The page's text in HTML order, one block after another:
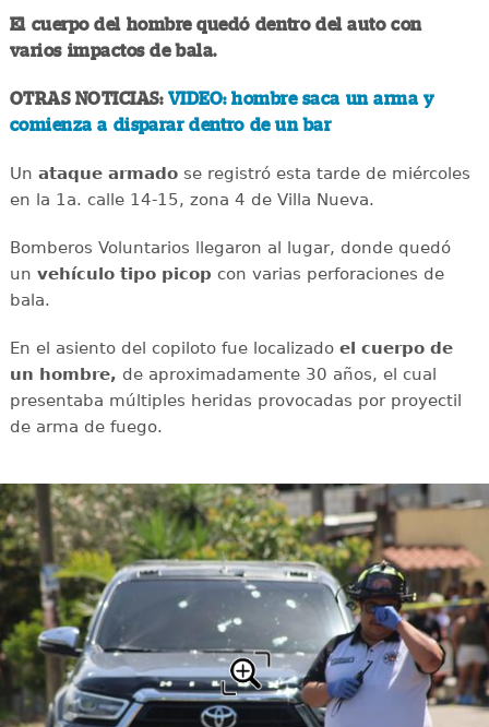
El cuerpo del hombre quedó dentro del auto con
varios impactos de bala.
OTRAS NOTICIAS: VIDEO: hombre saca un arma y
comienza a disparar dentro de un bar
Un ataque armadose registró esta tarde de miércoles
en la 1a. calle 14-15, zona 4 de Villa Nueva.
Bomberos Voluntarios llegaron al lugar, donde quedó
un vehículo tipo picop con varias perforaciones de
bala.
En el asiento del copiloto fue localizado el cuerpo de
un hombre, de aproximadamente 30 años, el cual
presentaba múltiples heridas provocadas por proyectil
de arma de fuego.